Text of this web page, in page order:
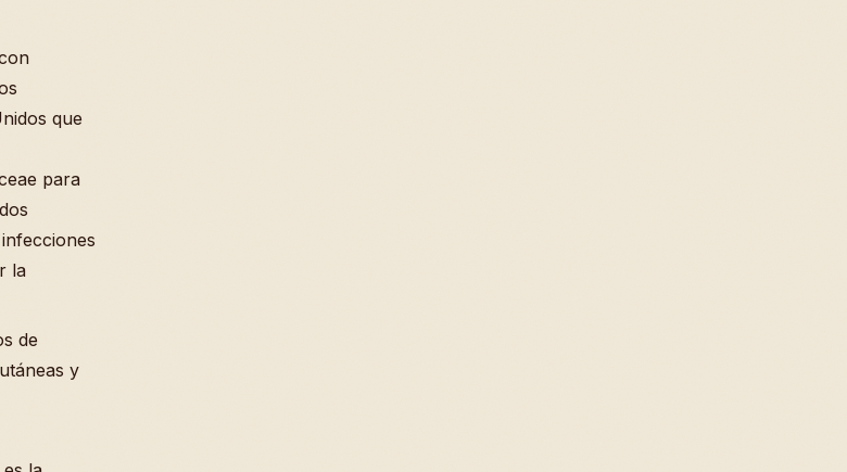
que
para
la
de
y